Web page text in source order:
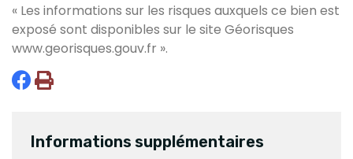
« Les informations sur les risques auxquels ce bien est
exposé sont disponibles sur le site Géorisques
www.georisques.gouv.fr ».
Informations supplémentaires